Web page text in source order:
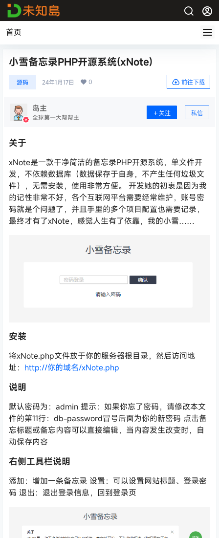
首页
小雪备忘录PHP开源系统(xNote)
源码 24年1月17日 0 前往下载
岛主
全球第一大帮帮主
关注 私信
关于
xNote是一款干净简洁的备忘录PHP开源系统，单文件开
发，不依赖数据库（数据保存于自身，不产生任何垃圾文
件），无需安装，使用非常方便。 开发她的初衷是因为我
的记性非常不好，各个互联网平台需要经常维护，账号密
码就是个问题了，并且手里的多个项目配置也需要记录，
最终才有了xNote，感觉人生有了依靠，我的小雪……
安装
将xNote.php文件放于你的服务器根目录，然后访问地
址： http://你的域名/xNote.php
说明
默认密码为：admin 提示：如果你忘了密码，请修改本文
件的第11行：db-password冒号后面为你的新密码 点击备
忘标题或备忘内容可以直接编辑，当内容发生改变时，自
动保存内容
右侧工具栏说明
添加：增加一条备忘录 设置：可以设置网站标题、登录密
码 退出：退出登录信息，回到登录页